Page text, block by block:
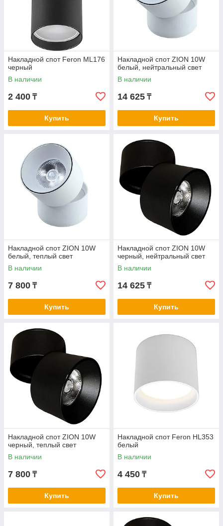
Накладной спот Feron ML176
черный
В наличии
2 400 ₸
Купить
Накладной спот ZION 10W
белый, нейтральный свет
В наличии
14 625 ₸
Купить
Накладной спот ZION 10W
белый, теплый свет
В наличии
7 800 ₸
Купить
Накладной спот ZION 10W
черный, нейтральный свет
В наличии
14 625 ₸
Купить
Накладной спот ZION 10W
черный, теплый свет
В наличии
7 800 ₸
Купить
Накладной спот Feron HL353
белый
В наличии
4 450 ₸
Купить